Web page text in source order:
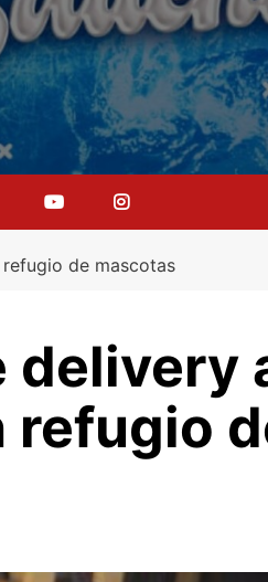
de mascotas
delivery
refugio